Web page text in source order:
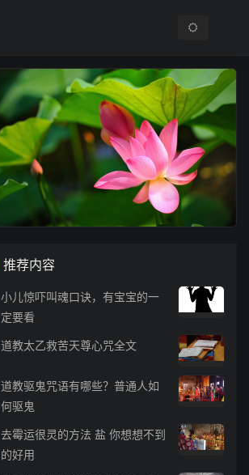
推荐内容
小儿惊吓叫魂口诀，有宝宝的一
定要看
道教太乙救苦天尊心咒全文
道教驱鬼咒语有哪些？普通人如
何驱鬼
去霉运很灵的方法 盐 你想想不到
的好用